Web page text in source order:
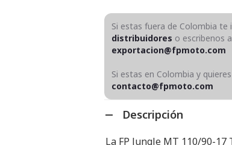
Si estas fuera de Colombia te
distribuidores o escribenos
exportacion@fpmoto.com
Si estas en Colombia y
contacto@fpmoto.com
Descripción
La FP Jungle MT 110/90-